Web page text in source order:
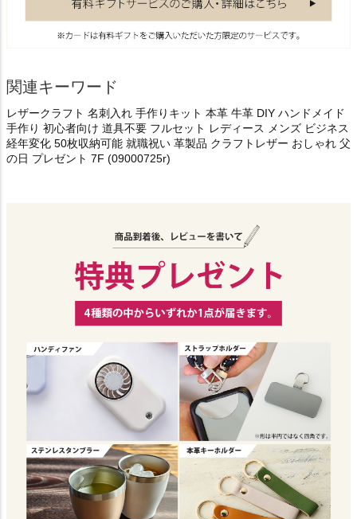
関連キーワード
レザークラフト 名刺入れ 手作りキット 本革 牛革 DIY ハンドメイド
手作り 初心者向け 道具不要 フルセット レディース メンズ ビジネス
経年変化 50枚収納可能 就職祝い 革製品 クラフトレザー おしゃれ 父
の日 プレゼント 7F (09000725r)